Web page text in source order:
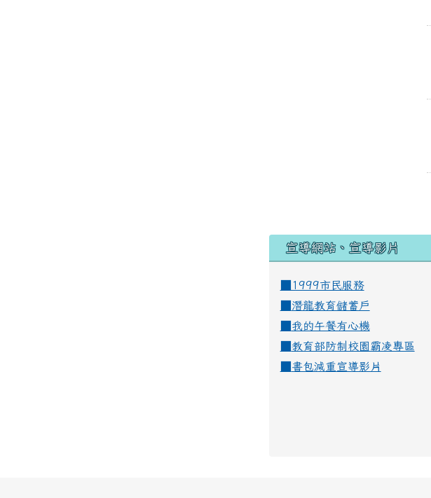
宣導網站、宣導影片
■1999市民服務
潛龍教育儲蓄戶
我的午餐有心機
教育部防制校園霸凌專區
書包減重宣導影片